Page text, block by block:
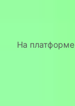
На платформе